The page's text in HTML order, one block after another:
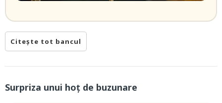
Citește tot bancul
Surpriza unui hoţ de buzunare